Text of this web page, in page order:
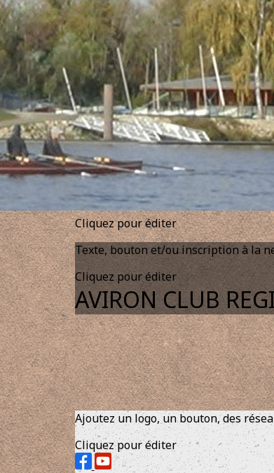
Menu
<
>
Randonnée du Canal de Colmar et du Vieux
Diaporama R.C.C.V.R. samedi 25/04/26
Diaporama R.C.C.V.R. dimanche 26/04
Article de presse
?>
Images de la page d'accueil
Cliquez pour éditer
Texte, bouton et/ou inscription à la
Cliquez pour éditer
AVIRON CLUB
Ajoutez un logo, un bouton, des
Cliquez pour éditer